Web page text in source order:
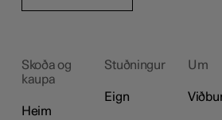
Skoða og
kaupa
Heim
Stuðningur
Eign
Um